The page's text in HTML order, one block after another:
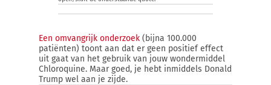
Een omvangrijk onderzoek (bijna 100.000
patiënten) toont aan dat er geen positief effect
uit gaat van het gebruik van jouw wondermiddel
Chloroquine. Maar goed, je hebt inmiddels Donald
Trump wel aan je zijde.